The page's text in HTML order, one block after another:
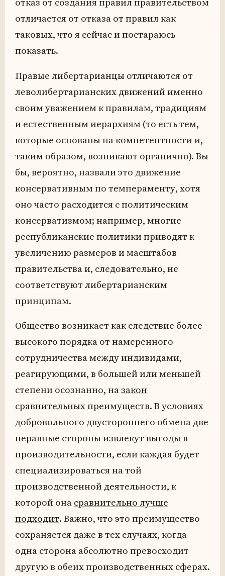
отличается от отказа от правил как
таковых, что я сейчас и постараюсь
показать.
Правые либертарианцы отличаются от
леволибертарианских движений именно
своим уважением к правилам, традициям
и естественным иерархиям (то есть тем,
которые основаны на компетентности и,
таким образом, возникают органично). Вы
бы, вероятно, назвали это движение
консервативным по темпераменту, хотя
оно часто расходится с политическим
консерватизмом; например, многие
республиканские политики приводят к
увеличению размеров и масштабов
правительства и, следовательно, не
соответствуют либертарианским
принципам.
Общество возникает как следствие более
высокого порядка от намеренного
сотрудничества между индивидами,
реагирующими, в большей или меньшей
степени осознанно, назакон
сравнительных преимуществ. В условиях
добровольного двустороннего обмена две
неравные стороны извлекут выгоды в
производительности, если каждая будет
специализироваться на той
производственной деятельности, к
которой она сравнительно лучше
подходит. Важно, что это преимущество
сохраняется даже в тех случаях, когда
одна сторона абсолютно превосходит
другую в обеих производственных сферах.